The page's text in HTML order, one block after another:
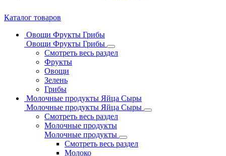
Каталог товаров
Овощи Фрукты Грибы
Овощи Фрукты Грибы
Смотреть весь раздел
Фрукты
Овощи
Зелень
Грибы
Молочные продукты Яйца Сыры
Молочные продукты Яйца Сыры
Смотреть весь раздел
Молочные продукты
Молочные продукты
Смотреть весь раздел
Молоко